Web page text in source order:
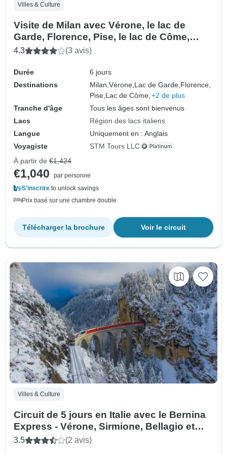
Villes & Culture
Visite de Milan avec Vérone, le lac de
Garde, Florence, Pise, le lac de Côme,
Bellagio et Lugano - 6 jours
4.3 (3 avis)
Durée
6 jours
Destinations
Milan,Vérone, Lac de Garde, Florence,
Pise, Lac de Côme, +2 de plus
Tranche d'âge
Tous les âges sont bienvenus
Lacs
Région des lacs italiens
Langue
Uniquement en : Anglais
Voyagiste
STM Tours LLC
À partir de €1,424
€1,040
par personne
S'inscrire to unlock savings
Prix basé sur une chambre double
Voir le circuit
Télécharger la brochure
Villes & Culture
Circuit de 5 jours en Italie avec le Bernina
Express - Vérone, Sirmione, Bellagio et
Côme
3.5 (2 avis)